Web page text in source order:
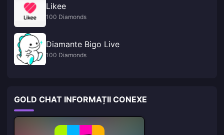
Likee
100 Diamonds
Diamante Bigo Live
100 Diamonds
GOLD CHAT INFORMAȚII CONEXE